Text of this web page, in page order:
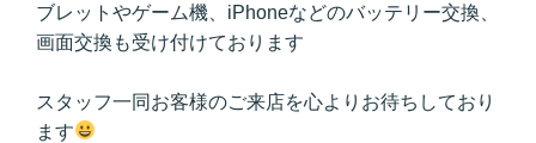
ブレットやゲーム機、iPhoneなどのバッテリー交換、
画面交換も受け付けております
スタッフ一同お客様のご来店を心よりお待ちしており
ます